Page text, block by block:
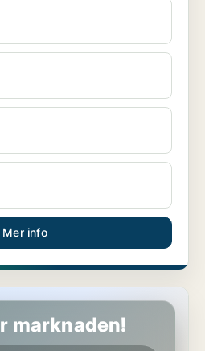
Mer info
marknaden!